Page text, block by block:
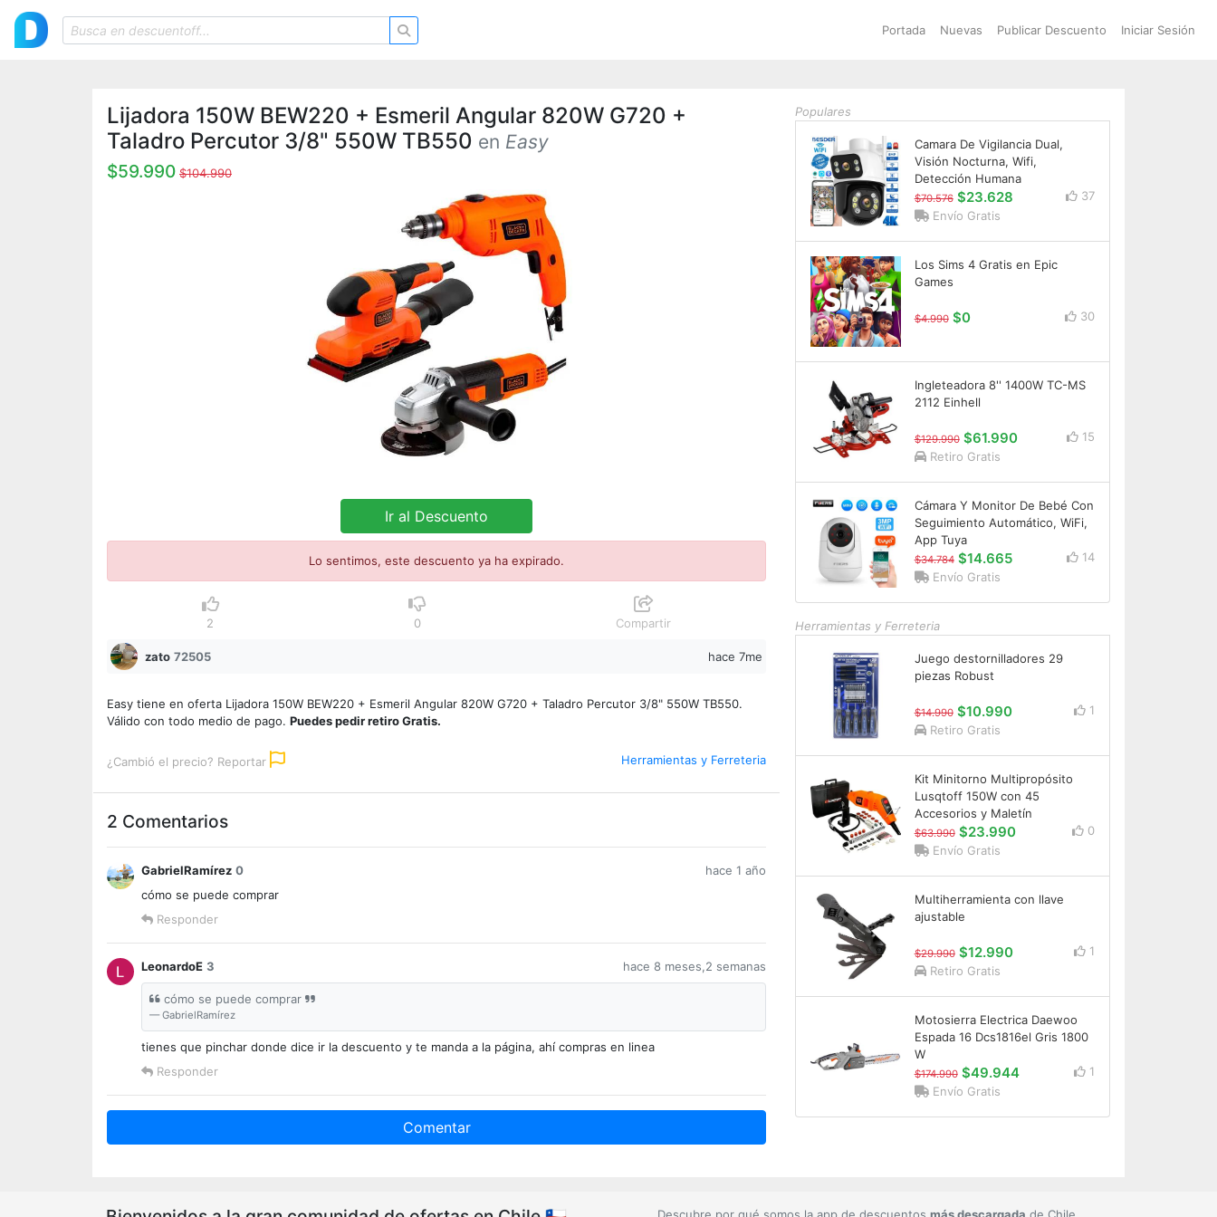
Portada Nuevas Publicar Descuento Iniciar Sesión
Lijadora 150W BEW220 + Esmeril Angular 820W G720 +
Taladro Percutor 3/8" 550W TB550 en Easy
$59.990 $104.990
Ir al Descuento
Lo sentimos, este descuento ya ha expirado.
2 0 Compartir
zato 72505 hace 7me
Easy tiene en oferta Lijadora 150W BEW220 + Esmeril Angular 820W G720 + Taladro Percutor 3/8" 550W TB550.
Válido con todo medio de pago. Puedes pedir retiro Gratis.
¿Cambió el precio? Reportar Herramientas y Ferreteria
2 Comentarios
GabrielRamírez 0
hace 1 año
cómo se puede comprar
Responder
LeonardoE 3 hace 8 meses,2 semanas
cómo se puede comprar
GabrielRamírez
tienes que pinchar donde dice ir la descuento y te manda a la página, ahí compras en linea
Responder
Comentar
Populares
Camara De Vigilancia Dual,
Visión Nocturna, Wifi,
Detección Humana
$70.576 $23.628
37
Envío Gratis
Los Sims 4 Gratis en Epic
Games
$4.990 $0 30
Ingleteadora 8'' 1400W TC-MS
2112 Einhell
$129.990 $61.990
15
Retiro Gratis
Cámara Y Monitor De Bebé Con
Seguimiento Automático, WiFi,
App Tuya
$34.784 $14.665
14
Envío Gratis
Herramientas y Ferreteria
Juego destornilladores 29
piezas Robust
$14.990 $10.990
1
Retiro Gratis
Kit Minitorno Multipropósito
Lusqtoff 150W con 45
Accesorios y Maletín
$63.990 $23.990
0
Envío Gratis
Multiherramienta con llave
ajustable
$29.990 $12.990
1
Retiro Gratis
Motosierra Electrica Daewoo
Espada 16 Dcs1816el Gris 1800
W
$174.990 $49.944
1
Envío Gratis